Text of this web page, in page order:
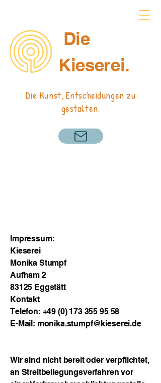
Die
Kieserei.
Die Kunst, Entscheidungen zu
gestalten.
Impressum:
Kieserei
Monika Stumpf
Aufham 2
83125 Eggstätt
Kontakt
Telefon: +49 (0) 173 355 95 58
E-Mail: monika.stumpf@kieserei.de
Wir sind nicht bereit oder verpflichtet,
an Streitbeilegungsverfahren vor